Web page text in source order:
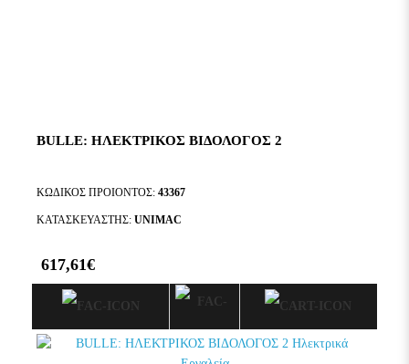
BULLE: ΗΛΕΚΤΡΙΚΟΣ ΒΙΔΟΛΟΓΟΣ 2
ΚΩΔΙΚΟΣ ΠΡΟΙΟΝΤΟΣ: 43367
ΚΑΤΑΣΚΕΥΑΣΤΗΣ: UNIMAC
617,61€